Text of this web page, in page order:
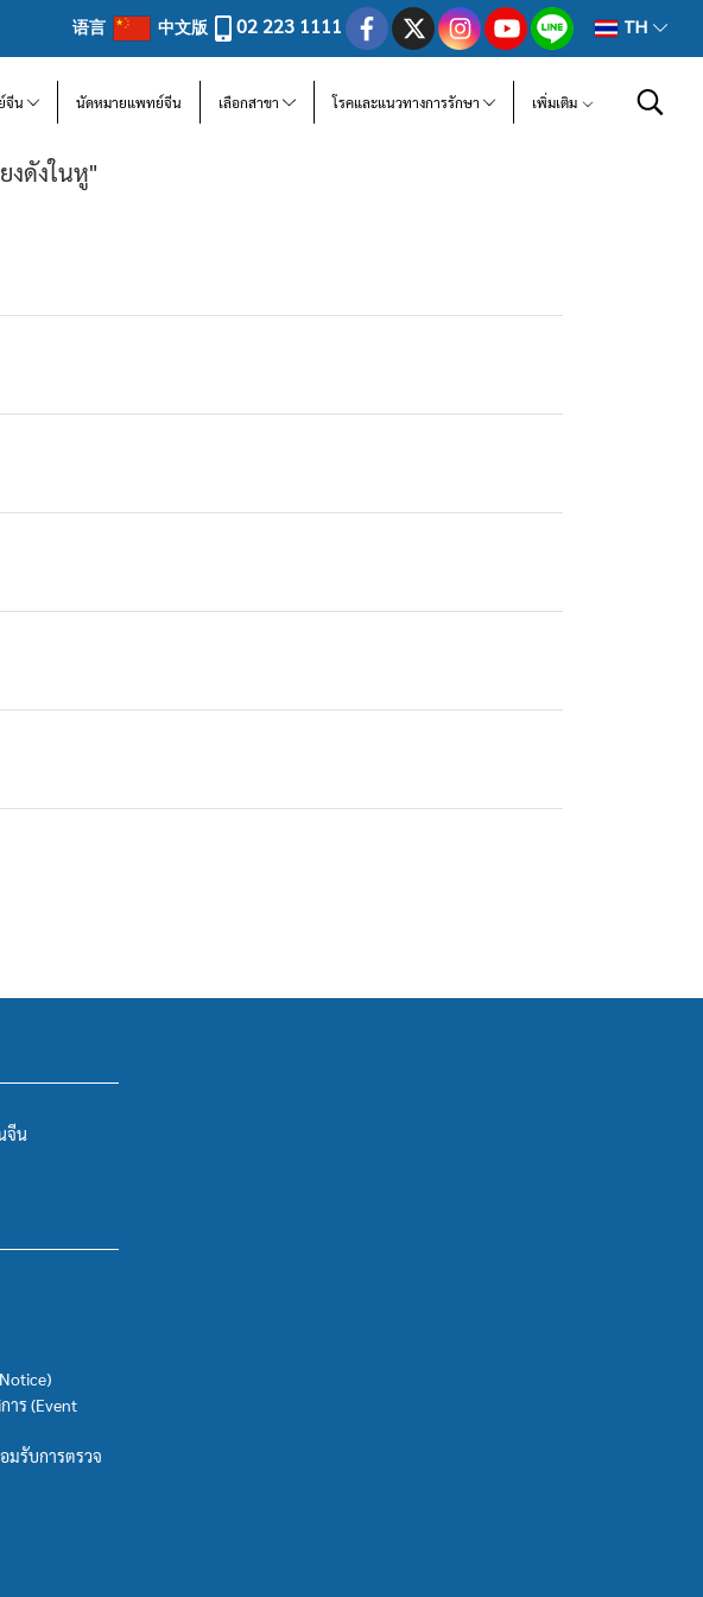
语言 中文版 02 223 1111 TH
จีน นัดหมายแพทย์จีน เลือกสาขา โรคและแนวทางการรักษา เพิ่มเติม
งดังในหู"
จีน
าร (Event
มรับการตรวจ